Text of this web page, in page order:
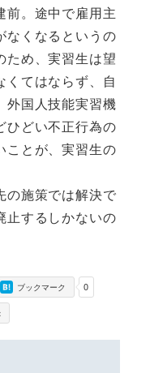
前。途中で雇用主
なくなるというの
ため、実習生は望
くてはならず、自
外国人技能実習機
ひどい不正行為の
ことが、実習生の
施策では解決で
止するしかないの
0
ブックマーク